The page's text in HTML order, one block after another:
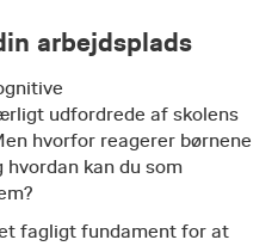
arbejdsplads
udfordrede af skolens
hvorfor reagerer børnene
hvordan kan du som
fagligt fundament for at